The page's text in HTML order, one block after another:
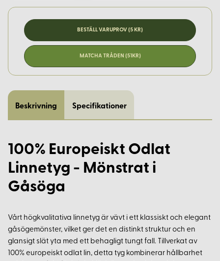
BESTÄLL VARUPROV (5 KR)
MATCHA TRÅDEN (51KR)
Beskrivning Specifikationer
100% Europeiskt Odlat
Linnetyg - Mönstrat i
Gåsöga
Vårt högkvalitativa linnetyg är vävt i ett klassiskt och elegant
gåsögemönster, vilket ger det en distinkt struktur och en
glansigt slät yta med ett behagligt tungt fall. Tillverkat av
100% europeiskt odlat lin, detta tyg kombinerar hållbarhet